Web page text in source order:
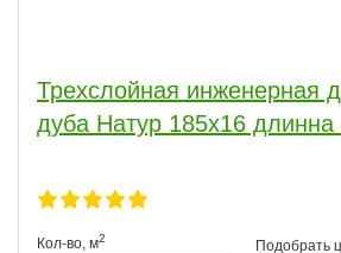
Трехслойная инженерная
дуба Натур 185х16
Кол-во, м2